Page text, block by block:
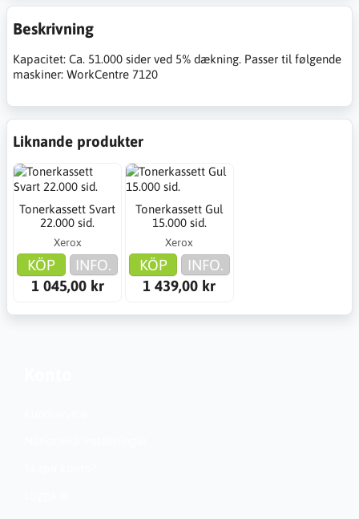
Beskrivning
Kapacitet: Ca. 51.000 sider ved 5% dækning. Passer til følgende
maskiner: WorkCentre 7120
Liknande produkter
Tonerkassett Svart
22.000 sid.
Xerox
KÖP
INFO.
1 045,00 kr
Tonerkassett Gul
15.000 sid.
Xerox
KÖP
INFO.
1 439,00 kr